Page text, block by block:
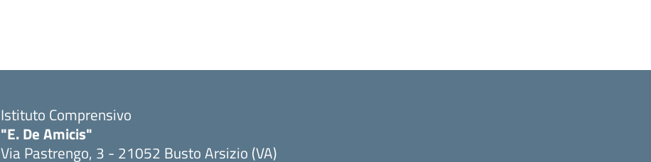
Istituto Comprensivo
"E. De Amicis"
Via Pastrengo, 3 - 21052 Busto Arsizio (VA)